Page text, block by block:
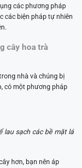
các phương pháp
các biện pháp tự nhiên
cây hoa trà
nhà và chúng bị
có một phương pháp
lau sạch các bề mặt lá
hơn, bạn nên áp